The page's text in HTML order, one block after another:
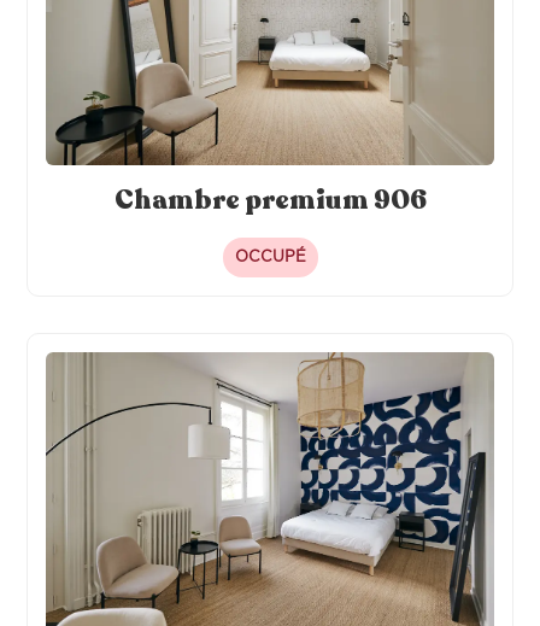
Chambre premium 906
OCCUPÉ